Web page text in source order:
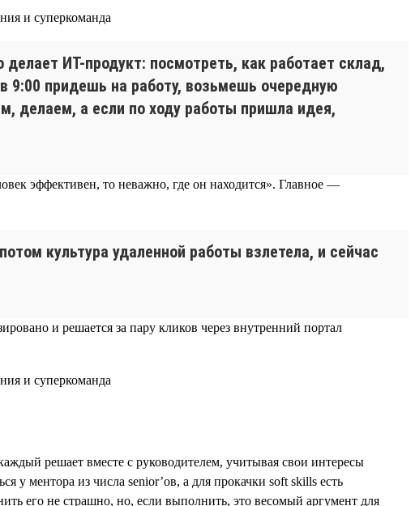
ИТ-продукт: посмотреть, как работает склад,
9:00 придешь на работу, возьмешь очередную
делаем, а если по ходу работы пришла идея,
эффективен, то неважно, где он находится». Главное —
культура удаленной работы взлетела, и сейчас
и решается за пару кликов через внутренний портал
решает вместе с руководителем, учитывая свои интересы
ментора из числа senior’ов, а для прокачки soft skills есть
его не страшно, но, если выполнить, это весомый аргумент для